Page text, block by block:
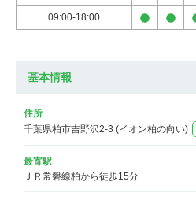
09:00-18:00
基本情報
住所
千葉県柏市吉野沢2-3 (イオン柏の向い)
最寄駅
ＪＲ常磐線柏から徒歩15分